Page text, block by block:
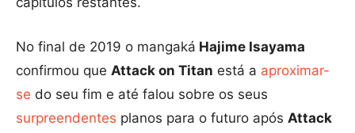
No final de 2019 o mangaká Hajime Isayama
confirmou que Attack on Titan está a aproximar-
se do seu fim e até falou sobre os seus
surpreendentes planos para o futuro após Attack